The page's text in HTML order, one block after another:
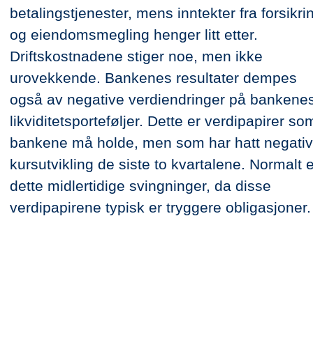
betalingstjenester, mens inntekter fra
og eiendomsmegling henger litt etter.
Driftskostnadene stiger noe, men ikke
urovekkende. Bankenes resultater dempes
også av negative verdiendringer på
likviditetsporteføljer. Dette er verdipapirer
bankene må holde, men som har hatt negativ
kursutvikling de siste to kvartalene. Normalt
dette midlertidige svingninger, da disse
verdipapirene typisk er tryggere obligasjoner.